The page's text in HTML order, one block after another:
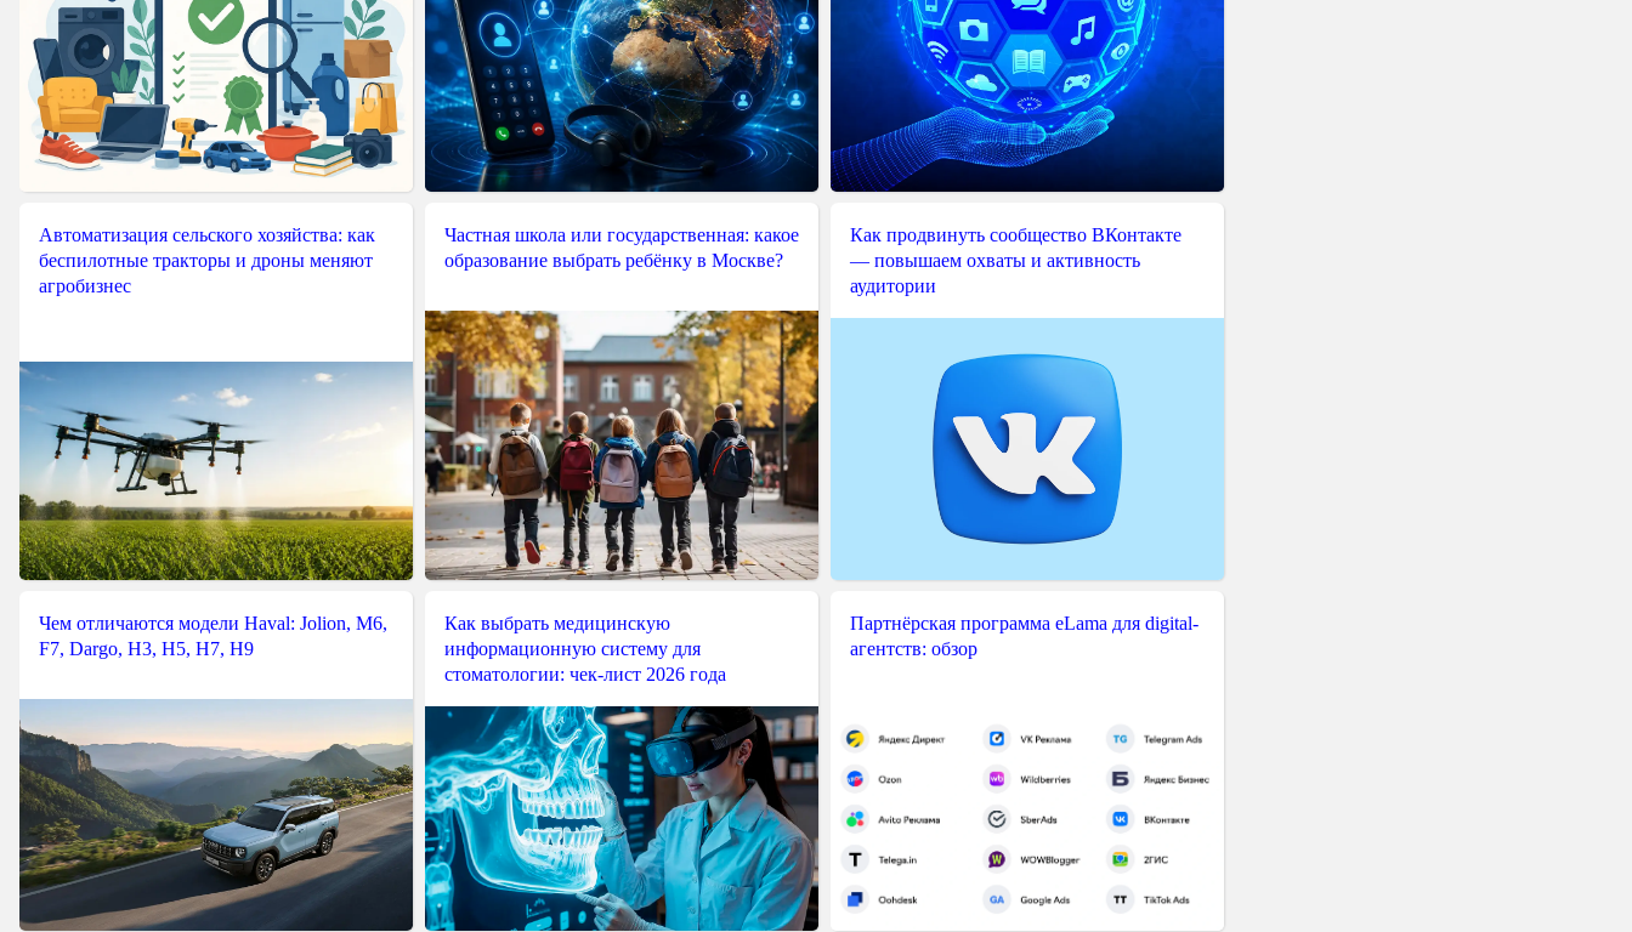
Автоматизация сельского хозяйства: как
беспилотные тракторы и дроны меняют
агробизнес
Частная школа или государственная: какое
образование выбрать ребёнку в Москве?
Как продвинуть сообщество ВКонтакте
— повышаем охваты и активность
аудитории
Чем отличаются модели Haval: Jolion, M6,
F7, Dargo, H3, H5, H7, H9
Как выбрать медицинскую
информационную систему для
стоматологии: чек-лист 2026 года
Партнёрская программа eLama для digital-
агентств: обзор